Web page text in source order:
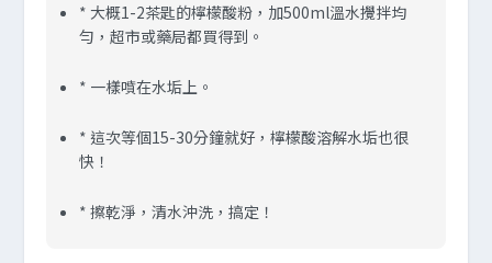
* 大概1-2茶匙的檸檬酸粉，加500ml溫水攪拌均
勻，超市或藥局都買得到。
* 一樣噴在水垢上。
* 這次等個15-30分鐘就好，檸檬酸溶解水垢也很
快！
* 擦乾淨，清水沖洗，搞定！